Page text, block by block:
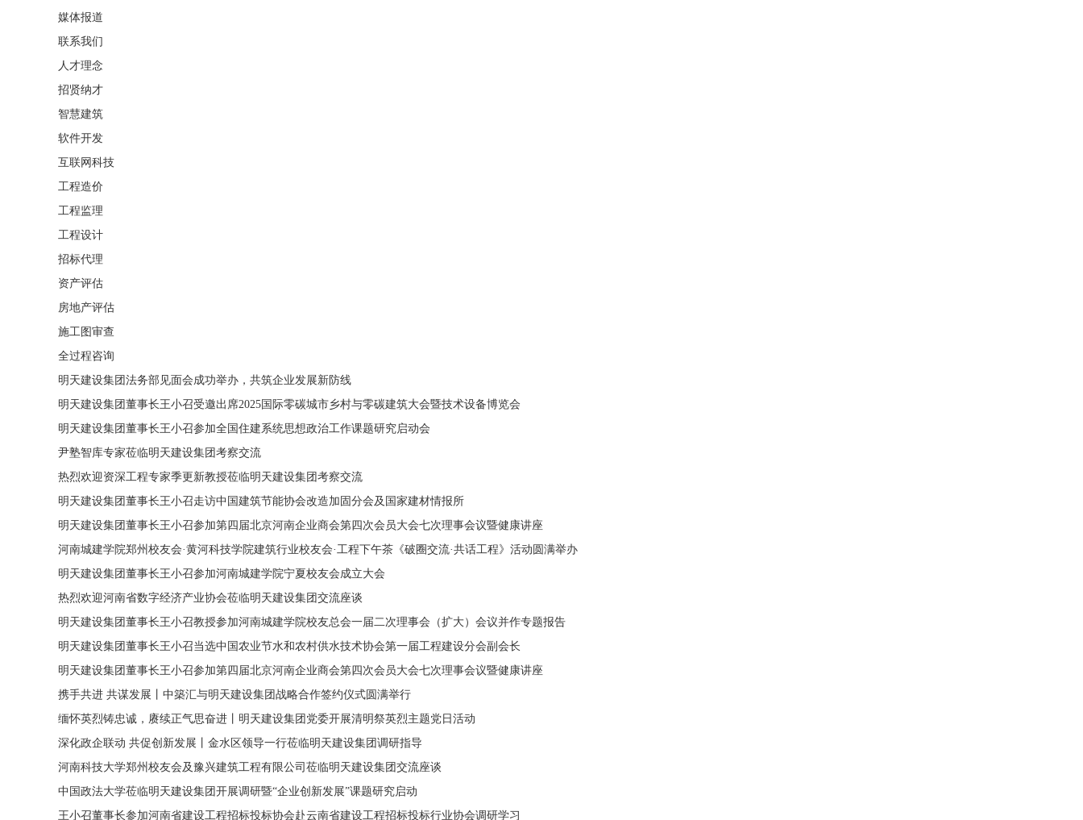
媒体报道
联系我们
人才理念
招贤纳才
智慧建筑
软件开发
互联网科技
工程造价
工程监理
工程设计
招标代理
资产评估
房地产评估
施工图审查
全过程咨询
明天建设集团法务部见面会成功举办，共筑企业发展新防线
明天建设集团董事长王小召受邀出席2025国际零碳城市乡村与零碳建筑大会暨技术设备博览会
明天建设集团董事长王小召参加全国住建系统思想政治工作课题研究启动会
尹塾智库专家莅临明天建设集团考察交流
热烈欢迎资深工程专家季更新教授莅临明天建设集团考察交流
明天建设集团董事长王小召走访中国建筑节能协会改造加固分会及国家建材情报所
明天建设集团董事长王小召参加第四届北京河南企业商会第四次会员大会七次理事会议暨健康讲座
河南城建学院郑州校友会·黄河科技学院建筑行业校友会·工程下午茶《破圈交流·共话工程》活动圆满举办
明天建设集团董事长王小召参加河南城建学院宁夏校友会成立大会
热烈欢迎河南省数字经济产业协会莅临明天建设集团交流座谈
明天建设集团董事长王小召教授参加河南城建学院校友总会一届二次理事会（扩大）会议并作专题报告
明天建设集团董事长王小召当选中国农业节水和农村供水技术协会第一届工程建设分会副会长
明天建设集团董事长王小召参加第四届北京河南企业商会第四次会员大会七次理事会议暨健康讲座
携手共进 共谋发展丨中築汇与明天建设集团战略合作签约仪式圆满举行
缅怀英烈铸忠诚，赓续正气思奋进丨明天建设集团党委开展清明祭英烈主题党日活动
深化政企联动 共促创新发展丨金水区领导一行莅临明天建设集团调研指导
河南科技大学郑州校友会及豫兴建筑工程有限公司莅临明天建设集团交流座谈
中国政法大学莅临明天建设集团开展调研暨“企业创新发展”课题研究启动
王小召董事长参加河南省建设工程招标投标协会赴云南省建设工程招标投标行业协会调研学习